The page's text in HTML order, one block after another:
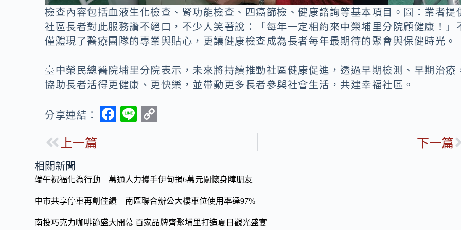
檢查內容包括血液生化檢查、腎功能檢查、四癌篩檢、健康諮詢等基本項目。圖：業者提
社區長者對此服務讚不絕口，不少人笑著說：「每年一定相約來中榮埔里分院顧健康！」
僅體現了醫療團隊的專業與貼心，更讓健康檢查成為長者每年最期待的聚會與保健時光。
臺中榮民總醫院埔里分院表示，未來將持續推動社區健康促進，透過早期檢測、早期治療
協助長者活得更健康、更快樂，並帶動更多長者參與社會生活，共建幸福社區。
分享連結：
F
o
o
Li
Li
n
上一篇 下一篇
相關新聞
端午祝福化為行動 萬通人力攜手伊甸捐6萬元關懷身障朋友
中市共享停車再創佳績 南區聯合辦公大樓車位使用率達97%
南投巧克力咖啡節盛大開幕 百家品牌齊聚埔里打造夏日觀光盛宴